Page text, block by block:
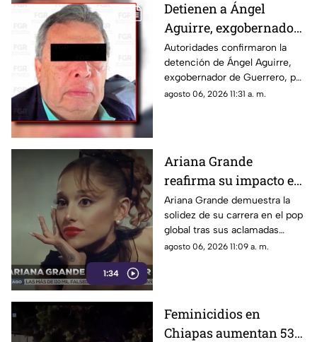
Detienen a Ángel
Aguirre, exgobernador
de Guerrero, por ocultar
evidencia del caso
Ayotzinapa
Autoridades confirmaron la
detención de Ángel Aguirre,
exgobernador de Guerrero, por
presuntamente ocultar
agosto 06, 2026 11:31 a. m.
1:34
Ariana Grande
reafirma su impacto en
el pop global pese a las
críticas y su
alejamiento de los
escenarios
Ariana Grande demuestra la
solidez de su carrera en el pop
global tras sus aclamadas
nominaciones por Wicked y
agosto 06, 2026 11:09 a. m.
Feminicidios en
Chiapas aumentan 53%